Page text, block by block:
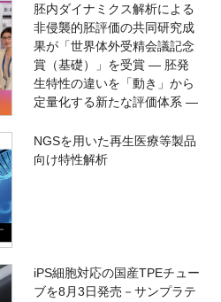
胚内ダイナミクス解析による
非侵襲的胚評価の共同研究成
果が「世界体外受精会議記念
賞（基礎）」を受賞 ― 胚発
生特性の違いを「動き」から
定量化する新たな評価体系 ―
NGSを用いた再生医療等製品
向け特性解析
iPS細胞対応の国産TPEチュー
ブを8月3日発売－サンプラテ